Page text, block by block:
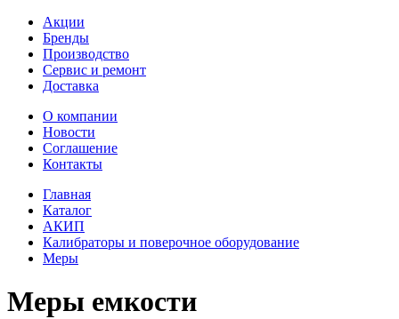
Акции
Бренды
Производство
Сервис и ремонт
Доставка
О компании
Новости
Соглашение
Контакты
Главная
Каталог
АКИП
Калибраторы и поверочное оборудование
Меры
Меры емкости